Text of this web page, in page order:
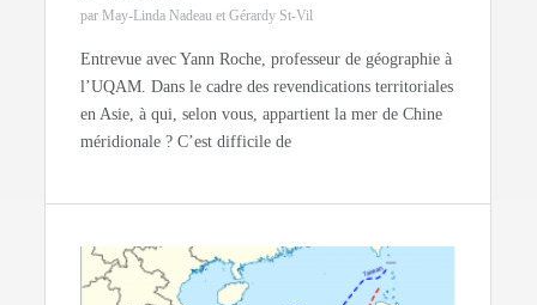
par May-Linda Nadeau et Gérardy St-Vil
Entrevue avec Yann Roche, professeur de géographie à
l’UQAM. Dans le cadre des revendications territoriales
en Asie, à qui, selon vous, appartient la mer de Chine
méridionale ? C’est difficile de